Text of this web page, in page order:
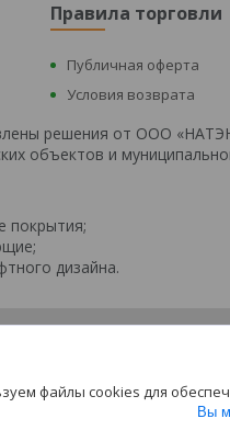
Правила торговли
Публичная оферта
Условия возврата
решения от ООО
объектов и
покрытия;
дизайна.
файлы cookies для
Вы